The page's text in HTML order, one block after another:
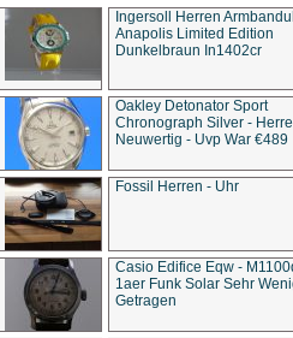
Ingersoll Herren
Anapolis Limited Edition
Dunkelbraun In1402cr
Oakley Detonator Sport
Chronograph Silver -
Neuwertig - Uvp War €489
Fossil Herren - Uhr
Casio Edifice Eqw -
1aer Funk Solar Sehr
Getragen